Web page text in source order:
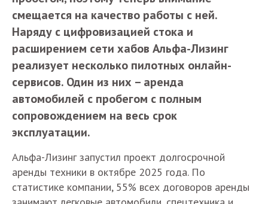
смещается на качество работы с ней.
Наряду с цифровизацией стока и
расширением сети хабов Альфа-Лизинг
реализует несколько пилотных онлайн-
сервисов. Один из них – аренда
автомобилей с пробегом с полным
сопровождением на весь срок
эксплуатации.
Альфа-Лизинг запустил проект долгосрочной
аренды техники в октябре 2025 года. По
статистике компании, 55% всех договоров аренды